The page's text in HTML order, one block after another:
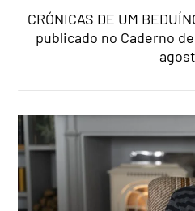
CRÓNICAS DE UM
publicado no Caderno